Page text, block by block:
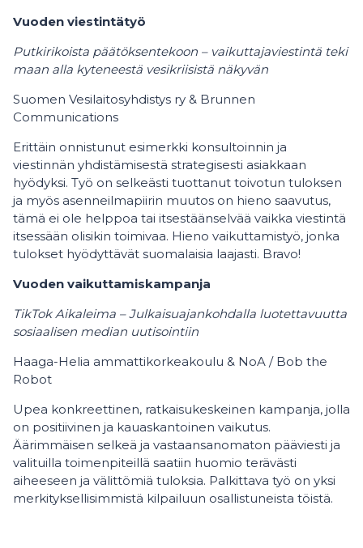
Vuoden viestintätyö
Putkirikoista päätöksentekoon – vaikuttajaviestintä teki
maan alla kyteneestä vesikriisistä näkyvän
Suomen Vesilaitosyhdistys ry & Brunnen
Communications
Erittäin onnistunut esimerkki konsultoinnin ja
viestinnän yhdistämisestä strategisesti asiakkaan
hyödyksi. Työ on selkeästi tuottanut toivotun tuloksen
ja myös asenneilmapiirin muutos on hieno saavutus,
tämä ei ole helppoa tai itsestäänselvää vaikka viestintä
itsessään olisikin toimivaa. Hieno vaikuttamistyö, jonka
tulokset hyödyttävät suomalaisia laajasti. Bravo!
Vuoden vaikuttamiskampanja
TikTok Aikaleima – Julkaisuajankohdalla luotettavuutta
sosiaalisen median uutisointiin
Haaga-Helia ammattikorkeakoulu & NoA / Bob the
Robot
Upea konkreettinen, ratkaisukeskeinen kampanja, jolla
on positiivinen ja kauaskantoinen vaikutus.
Äärimmäisen selkeä ja vastaansanomaton pääviesti ja
valituilla toimenpiteillä saatiin huomio terävästi
aiheeseen ja välittömiä tuloksia. Palkittava työ on yksi
merkityksellisimmistä kilpailuun osallistuneista töistä.